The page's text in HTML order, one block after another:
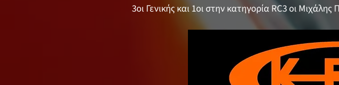
3οι Γενικής και 1οι στην κατηγορία RC3 οι